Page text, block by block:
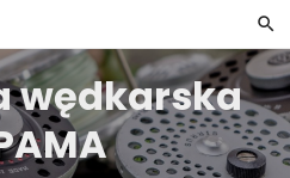
wędkarska